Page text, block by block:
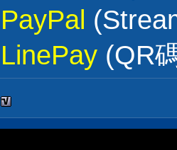
PayPal
LinePay (QR